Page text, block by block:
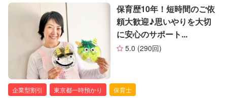
定期予約 お引き受けしていません
お子様の撮影
（定期特典）
対応不可
特徴 料金 レビュー
サポートの特徴
企業型割引対象(旧内閣府補助対象)
自治体届出済ベビーシッター
看護師
保健師
保育歴10年！短時間のご依
頼大歓迎♪思いやりを大切
に安心のサポート...
5.0 (290回)
企業型割引 東京都一時預かり
保育士